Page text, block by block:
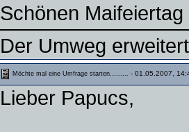
Schönen Maifeiertag
Der Umweg
Möchte mal eine Umfrage starten......... - 01.05.2007,
Lieber Papucs,